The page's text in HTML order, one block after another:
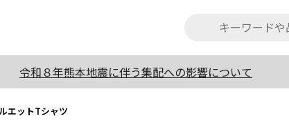
令和８年熊本地震に伴う集配への影響について
エットTシャツ